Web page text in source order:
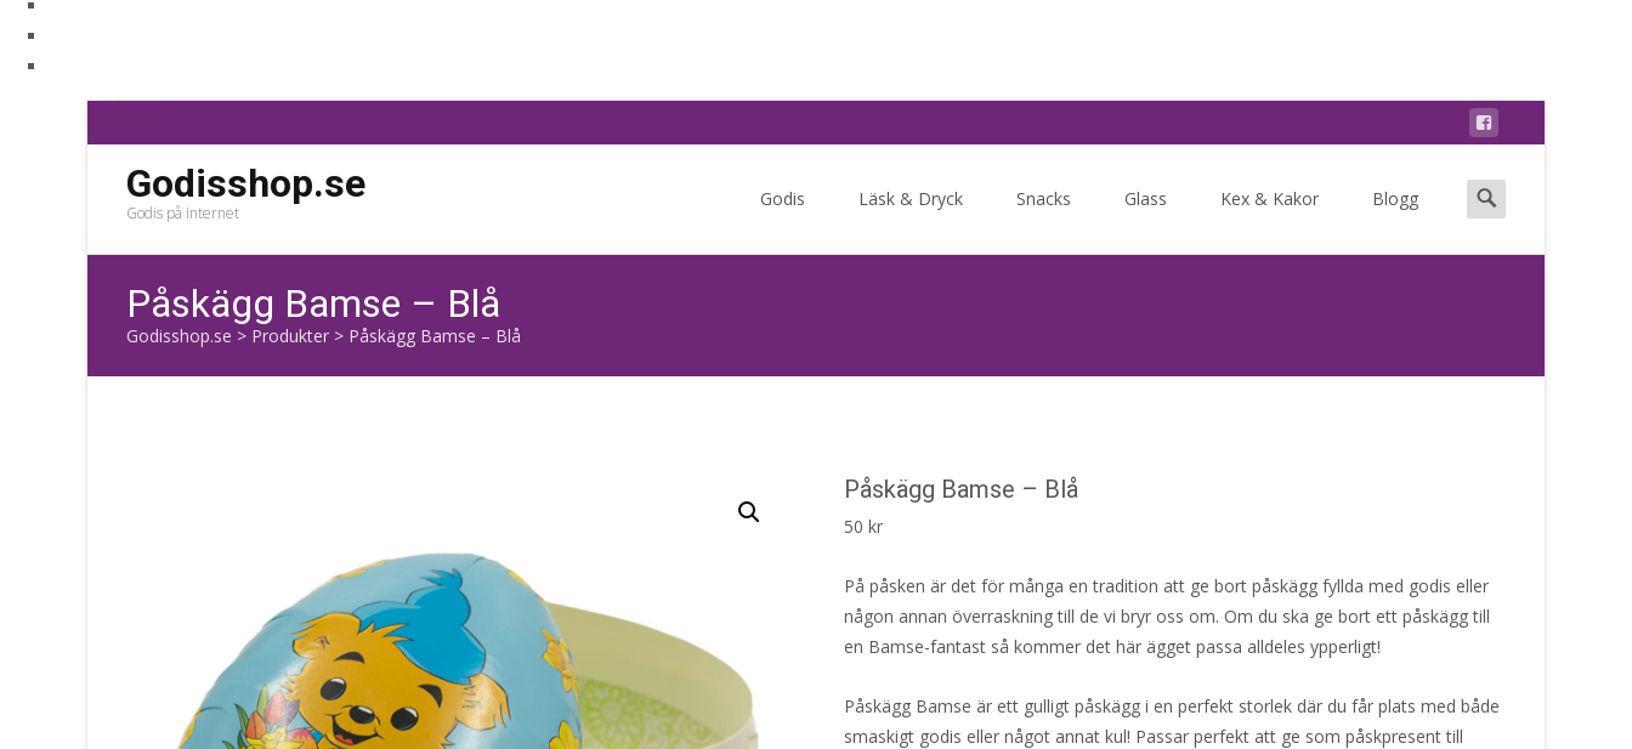
Godisshop.se
Godis på internet
Godis Läsk & Dryck Snacks Glass Kex & Kakor Blogg
Search
for:
Påskägg Bamse – Blå
Godisshop.se > Produkter > Påskägg Bamse – Blå
Påskägg Bamse – Blå
50 kr
På påsken är det för många en tradition att ge bort påskägg fyllda med godis eller
någon annan överraskning till de vi bryr oss om. Om du ska ge bort ett påskägg till
en Bamse-fantast så kommer det här ägget passa alldeles ypperligt!
Påskägg Bamse är ett gulligt påskägg i en perfekt storlek där du får plats med både
smaskigt godis eller något annat kul! Passar perfekt att ge som påskpresent till